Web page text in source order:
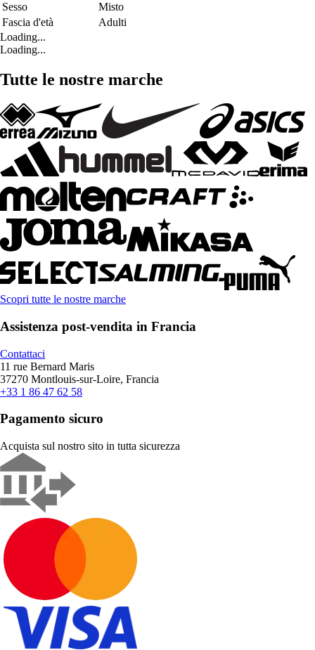
Sesso
Misto
Fascia d'età
Adulti
Loading...
Loading...
Tutte le nostre marche
Scopri tutte le nostre marche
Assistenza post-vendita in Francia
Contattaci
11 rue Bernard Maris
37270 Montlouis-sur-Loire, Francia
+33 1 86 47 62 58
Pagamento sicuro
Acquista sul nostro sito in tutta sicurezza